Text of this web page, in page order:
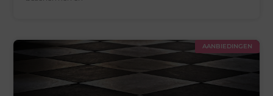
AANBIEDINGEN